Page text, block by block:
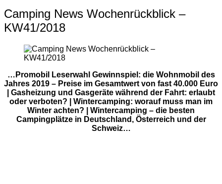
Camping News Wochenrückblick –
KW41/2018
…Promobil Leserwahl Gewinnspiel: die Wohnmobil des
Jahres 2019 – Preise im Gesamtwert von fast 40.000 Euro
| Gasheizung und Gasgeräte während der Fahrt: erlaubt
oder verboten? | Wintercamping: worauf muss man im
Winter achten? | Wintercamping – die besten
Campingplätze in Deutschland, Österreich und der
Schweiz…